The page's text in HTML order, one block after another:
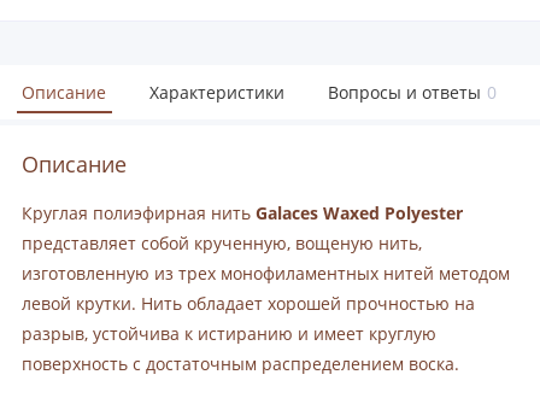
Описание Характеристики Вопросы и ответы 0
Описание
Круглая полиэфирная нить Galaces Waxed Polyester
представляет собой крученную, вощеную нить,
изготовленную из трех монофиламентных нитей методом
левой крутки. Нить обладает хорошей прочностью на
разрыв, устойчива к истиранию и имеет круглую
поверхность с достаточным распределением воска.